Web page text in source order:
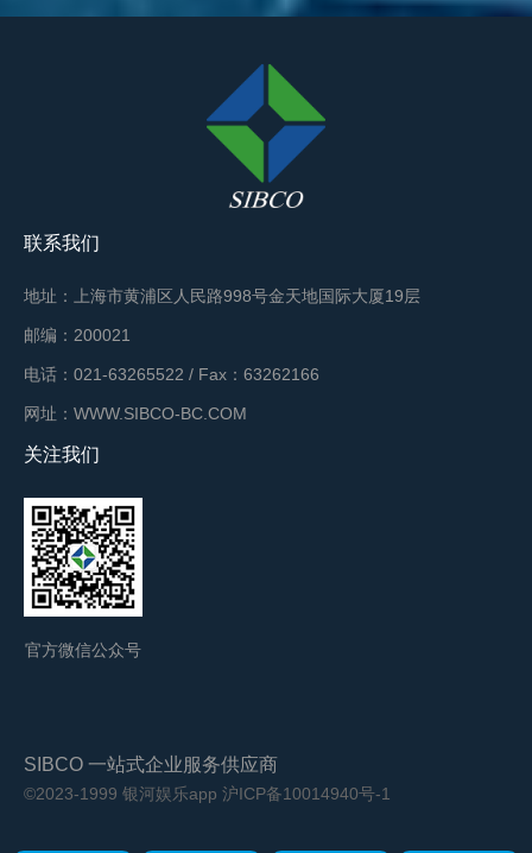
联系我们
地址：上海市黄浦区人民路998号金天地国际大厦19层
邮编：200021
电话：021-63265522 / Fax：63262166
网址：WWW.SIBCO-BC.COM
关注我们
官方微信公众号
SIBCO 一站式企业服务供应商
©2023-1999 银河娱乐app 沪ICP备10014940号-1